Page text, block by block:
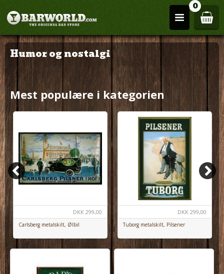
0
Humor og nostalgi
Mest populære i kategorien
DKK 299,00
Carlsberg metalskilt, Ølbil
DKK 299,00
Tuborg metalskilt, Pilsener